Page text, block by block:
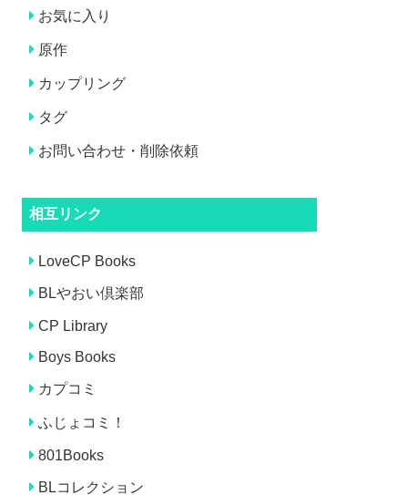
お気に入り
原作
カップリング
タグ
お問い合わせ・削除依頼
相互リンク
LoveCP Books
BLやおい倶楽部
CP Library
Boys Books
カプコミ
ふじょコミ！
801Books
BLコレクション